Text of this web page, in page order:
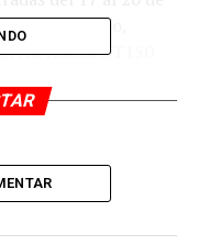
Boca del Río,
Italika DT150
y una motocicleta
puestos a
para los